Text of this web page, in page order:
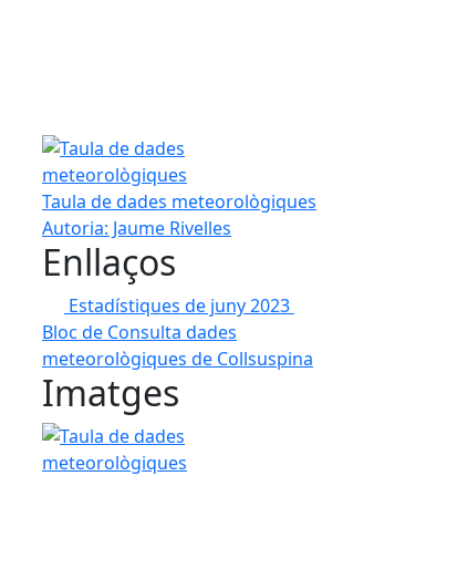
Taula de dades meteorològiques
Taula de dades meteorològiques
Autoria: Jaume Rivelles
Enllaços
Estadístiques de juny 2023
Bloc de Consulta dades
meteorològiques de Collsuspina
Imatges
Taula de dades meteorològiques